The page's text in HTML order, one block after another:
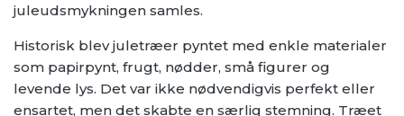
juleudsmykningen samles.
Historisk blev juletræer pyntet med enkle materialer
som papirpynt, frugt, nødder, små figurer og
levende lys. Det var ikke nødvendigvis perfekt eller
ensartet, men det skabte en særlig stemning. Træet